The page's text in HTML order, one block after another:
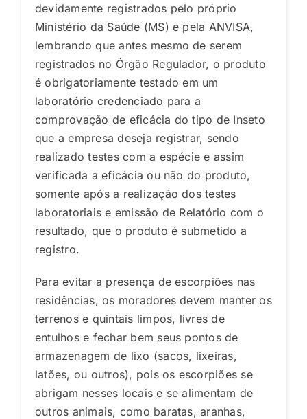
devidamente registrados pelo próprio
Ministério da Saúde (MS) e pela ANVISA,
lembrando que antes mesmo de serem
registrados no Órgão Regulador, o produto
é obrigatoriamente testado em um
laboratório credenciado para a
comprovação de eficácia do tipo de Inseto
que a empresa deseja registrar, sendo
realizado testes com a espécie e assim
verificada a eficácia ou não do produto,
somente após a realização dos testes
laboratoriais e emissão de Relatório com o
resultado, que o produto é submetido a
registro.
Para evitar a presença de escorpiões nas
residências, os moradores devem manter os
terrenos e quintais limpos, livres de
entulhos e fechar bem seus pontos de
armazenagem de lixo (sacos, lixeiras,
latões, ou outros), pois os escorpiões se
abrigam nesses locais e se alimentam de
outros animais, como baratas, aranhas,